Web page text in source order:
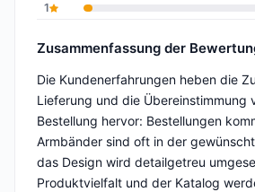
1
Zusammenfassung der
Die Kundenerfahrungen heben die
Lieferung und die Übereinstimmung
Bestellung hervor: Bestellungen
Armbänder sind oft in der
das Design wird detailgetreu
Produktvielfalt und der Katalog